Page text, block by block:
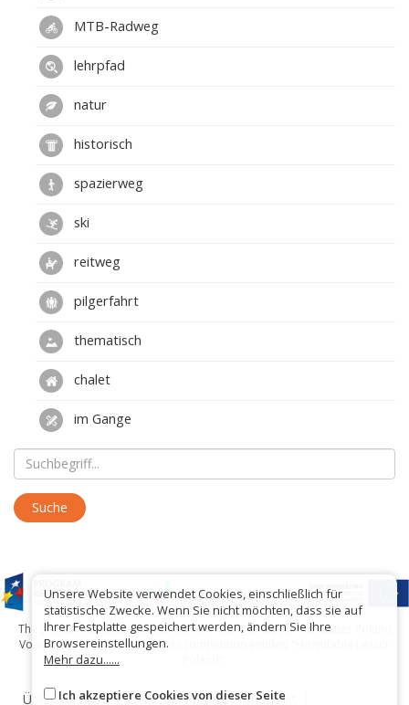
MTB-Radweg
lehrpfad
natur
historisch
spazierweg
ski
reitweg
pilgerfahrt
thematisch
chalet
im Gange
The project has been carried out with financial support of Lesser Poland
Voivodship within tourist offers competition entitled "Hospitable Lesser
Über die Seite Über das Projekt Kontakt
Unsere Website verwendet Cookies, einschließlich für
statistische Zwecke. Wenn Sie nicht möchten, dass sie auf
Ihrer Festplatte gespeichert werden, ändern Sie Ihre
Browsereinstellungen.
Mehr dazu......
Ich akzeptiere Cookies von dieser Seite